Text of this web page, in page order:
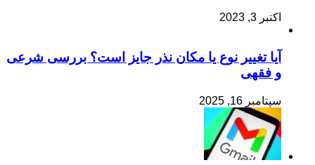
اکتبر 3, 2023
آیا تغییر نوع یا مکان نذر جایز است؟ بررسی شرعی
و فقهی
سپتامبر 16, 2025